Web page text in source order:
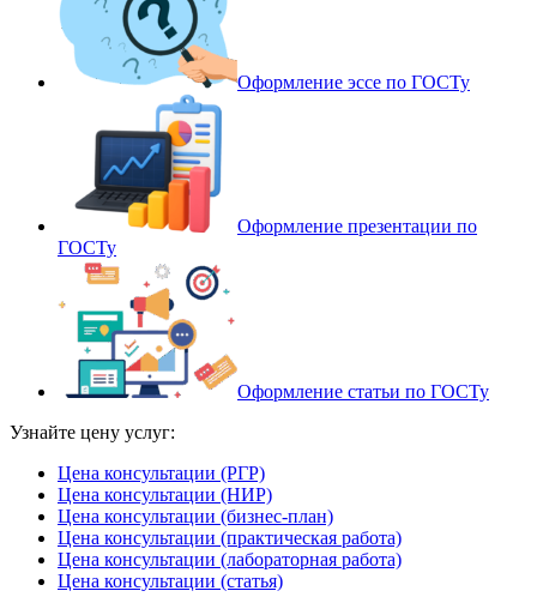
Оформление эссе по ГОСТу
Оформление презентации по
ГОСТу
Оформление статьи по ГОСТу
Узнайте цену услуг:
Цена консультации (РГР)
Цена консультации (НИР)
Цена консультации (бизнес-план)
Цена консультации (практическая работа)
Цена консультации (лабораторная работа)
Цена консультации (статья)